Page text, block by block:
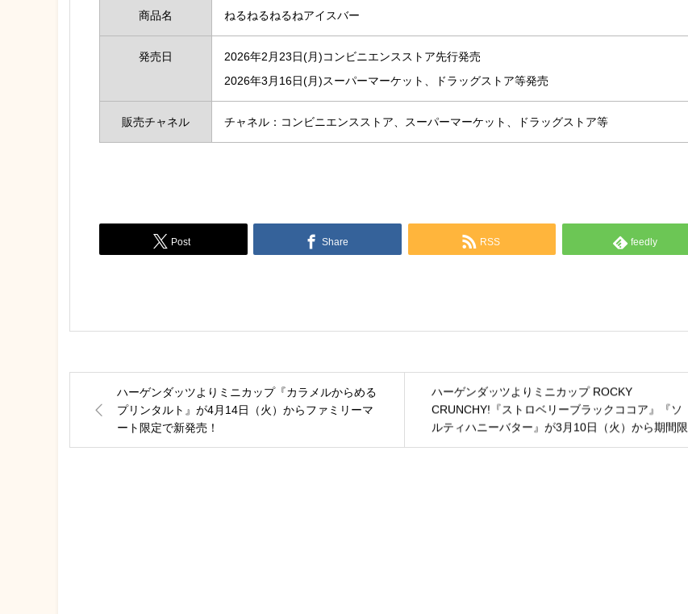
商品名 ねるねるねるねアイスバー
発売日
2026年2月23日(月)コンビニエンスストア先行発売
2026年3月16日(月)スーパーマーケット、ドラッグストア等発売
販売チャネル チャネル：コンビニエンスストア、スーパーマーケット、ドラッグストア等
Post Share RSS feedly
ハーゲンダッツよりミニカップ『カラメルからめる
プリンタルト』が4月14日（火）からファミリーマ
ート限定で新発売！
ハーゲンダッツよりミニカップ ROCKY
CRUNCHY!『ストロベリーブラックココア』『ソ
ルティハニーバター』が3月10日（火）から期間限
定新発売！